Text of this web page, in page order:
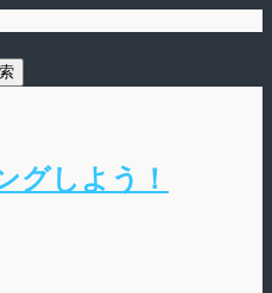
グしよう！